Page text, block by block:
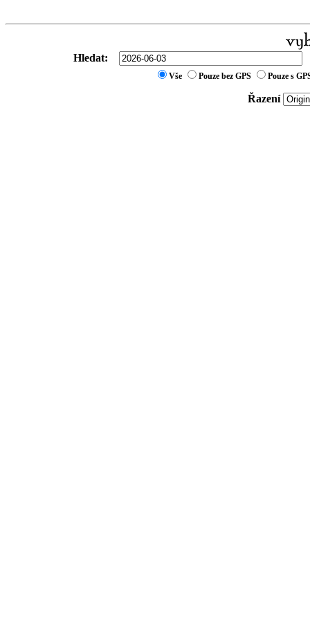
Hledat:
Vše Pouze bez GPS Pouze s
Řazení